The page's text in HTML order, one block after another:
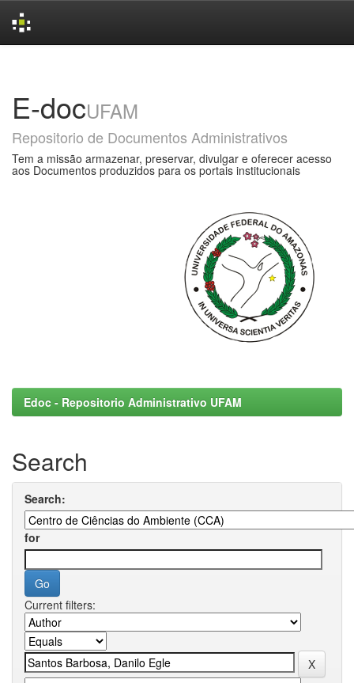
E-docUFAM
Repositorio de Documentos Administrativos
Tem a missão armazenar, preservar, divulgar e oferecer acesso
aos Documentos produzidos para os portais institucionais
Edoc - Repositorio Administrativo UFAM
Search
Search:
for
Current filters: